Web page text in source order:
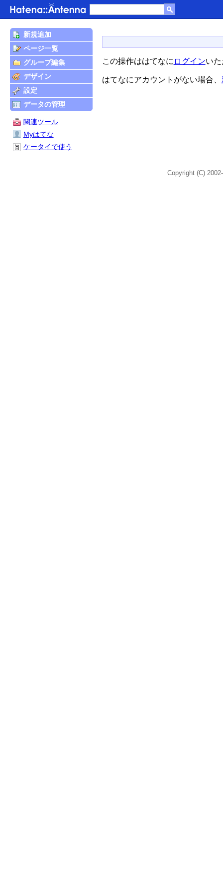
この操作ははてなに ログインい
はてなにアカウントがない場合、
新規追加
ページ一覧
グループ編集
デザイン
設定
データの管理
関連ツール
Myはてな
ケータイで使う
Copyright (C)